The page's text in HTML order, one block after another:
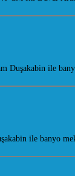
Duşakabin ile
ile banyo